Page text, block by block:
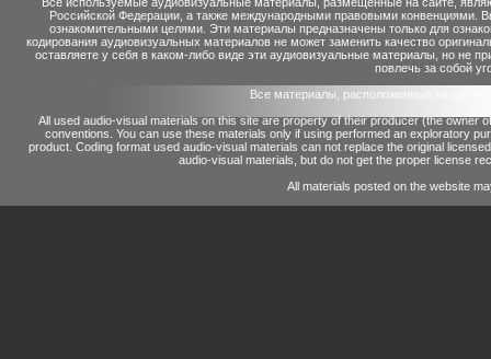
Российской Федерации, а также международными правовыми конвенциями.
ознакомительными целями. Эти материалы предназначены только для
кодирования аудиовизуальных материалов не может заменить качество
оставляете у себя в каком-либо виде эти аудиовизуальные материалы, но не
повлечь за собой
Все материалы, расположенные на сайте
All used audio-visual materials on this site are property of their producer (the owner
conventions. You can use these materials only if using performed an exploratory
product. Coding format used audio-visual materials can not replace the original
audio-visual materials, but do not get the proper license
All materials posted on the website